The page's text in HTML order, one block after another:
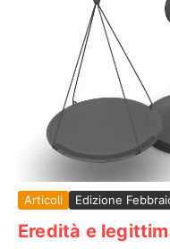
Articoli Edizione
Eredità e